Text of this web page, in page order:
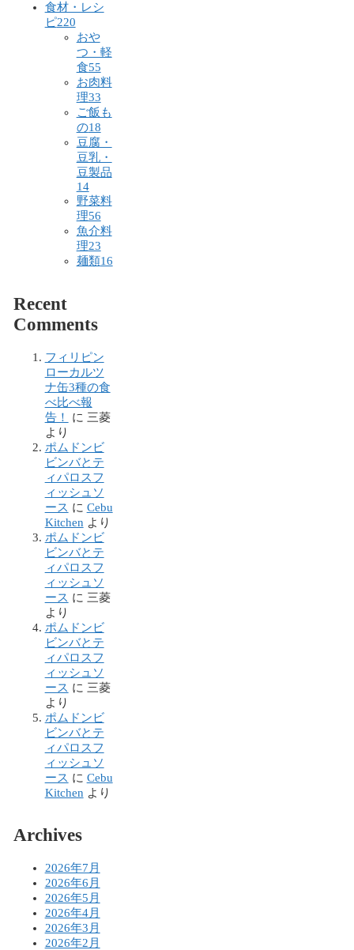
食材・レシ
ピ220
おや
つ・軽
食55
お肉料
理33
ご飯も
の18
豆腐・
豆乳・
豆製品
14
野菜料
理56
魚介料
理23
麺類16
Recent
Comments
フィリピン
ローカルツ
ナ缶3種の食
べ比べ報
告！
に 三菱
より
ポムドンビ
ビンバとテ
ィパロスフ
ィッシュソ
ース に Cebu
Kitchen より
ポムドンビ
ビンバとテ
ィパロスフ
ィッシュソ
ース に 三菱
より
ポムドンビ
ビンバとテ
ィパロスフ
ィッシュソ
ース に 三菱
より
ポムドンビ
ビンバとテ
ィパロスフ
ィッシュソ
ース に Cebu
Kitchen より
Archives
2026年7月
2026年6月
2026年5月
2026年4月
2026年3月
2026年2月